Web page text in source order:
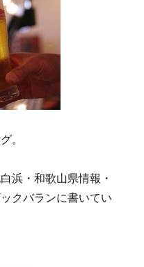
。
浜・和歌山県情報・
クバランに書いてい